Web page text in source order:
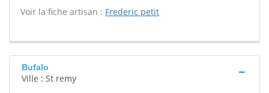
Voir la fiche artisan : Frederic petit
Bufalo
Ville : St remy